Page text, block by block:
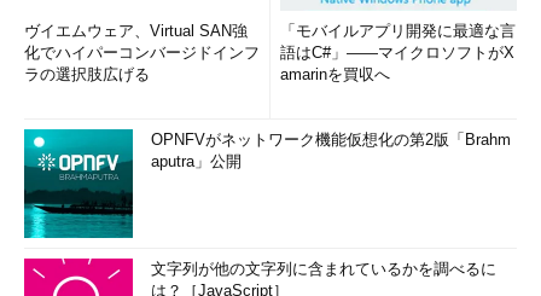
ヴイエムウェア、Virtual SAN強
化でハイパーコンバージドインフ
ラの選択肢広げる
「モバイルアプリ開発に最適な言
語はC#」――マイクロソフトがX
amarinを買収へ
OPNFVがネットワーク機能仮想化の第2版「Brahm
aputra」公開
文字列が他の文字列に含まれているかを調べるに
は？［JavaScript］